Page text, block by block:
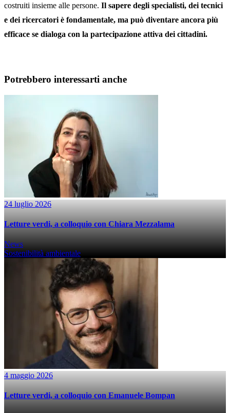
costruiti insieme alle persone. Il sapere degli specialisti, dei tecnici
e dei ricercatori è fondamentale, ma può diventare ancora più
efficace se dialoga con la partecipazione attiva dei cittadini.
Potrebbero interessarti anche
24 luglio 2026
Letture verdi, a colloquio con Chiara Mezzalama
News
Sostenibilità ambientale
4 maggio 2026
Letture verdi, a colloquio con Emanuele Bompan